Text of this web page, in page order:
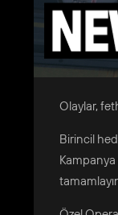
Olaylar,
Birincil
Kampanya